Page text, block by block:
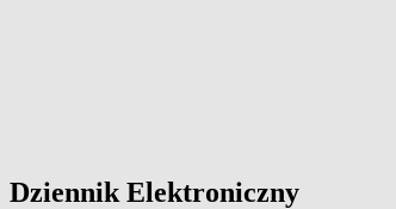
Primary
Dziennik Elektroniczny